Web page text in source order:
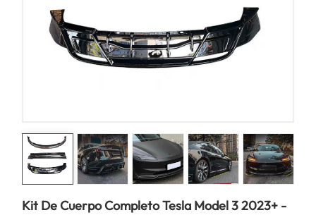
Kit De Cuerpo Completo Tesla Model 3 2023+ -